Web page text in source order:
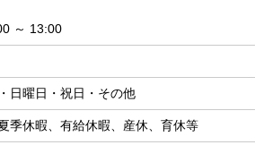
～ 13:00
日曜日・祝日・その他
季休暇、有給休暇、産休、育休等